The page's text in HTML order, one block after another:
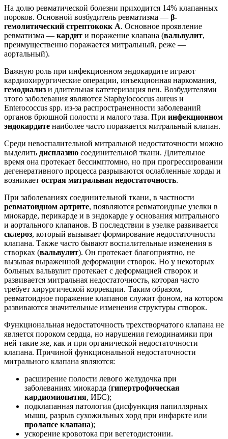
На долю ревматической болезни приходится 14% клапанных
пороков. Основной возбудитель ревматизма — β-
гемолитический стрептококк А. Основное проявление
ревматизма — кардит и поражение клапана (вальвулит,
преимущественно поражается митральный, реже —
аортальный).
Важную роль при инфекционном эндокардите играют
кардиохирургические операции, инъекционная наркомания,
гемодиализ и длительная катетеризация вен. Возбудителями
этого заболевания являются Staphylococcus aureus и
Enterococcus spp. из-за распространенности заболеваний
органов брюшной полости и малого таза. При инфекционном
эндокардите наиболее часто поражается митральный клапан.
Среди невоспалительной митральной недостаточности можно
выделить дисплазию соединительной ткани. Длительное
время она протекает бессимптомно, но при прогрессировании
дегенеративного процесса разрываются ослабленные хорды и
возникает острая митральная недостаточность.
При заболеваниях соединительной ткани, в частности
ревматоидном артрите, появляются ревматоидные узелки в
миокарде, перикарде и в эндокарде у основания митрального
и аортального клапанов. В последствии в узелке развивается
склероз, который вызывает формирование недостаточности
клапана. Также часто бывают воспалительные изменения в
створках (вальвулит). Он протекает благоприятно, не
вызывая выраженной деформации створок. Но у некоторых
больных вальвулит протекает с деформацией створок и
развивается митральная недостаточность, которая часто
требует хирургической коррекции. Таким образом,
ревматоидное поражение клапанов служит фоном, на котором
развиваются значительные изменения структуры створок.
Функциональная недостаточность трехстворчатого клапана не
является пороком сердца, но нарушения гемодинамики при
ней такие же, как и при органической недостаточности
клапана. Причиной функциональной недостаточности
митрального клапана являются:
расширение полости левого желудочка при
заболеваниях миокарда (гипертрофическая
кардиомиопатия, ИБС);
подклапанная патология (дисфункция папиллярных
мышц, разрыв сухожильных хорд при инфаркте или
пролапсе клапана);
ускорение кровотока при вегетодистонии.